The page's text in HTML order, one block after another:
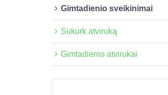
Gimtadienio sveikinimai
Sukurk atviruką
Gimtadienio atvirukai